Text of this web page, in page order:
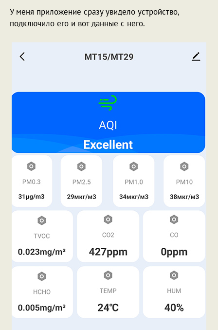
У меня приложение сразу увидело устройство,
подключило его и вот данные с него.